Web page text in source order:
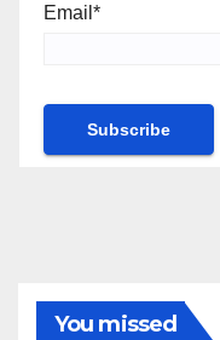
Email*
You missed